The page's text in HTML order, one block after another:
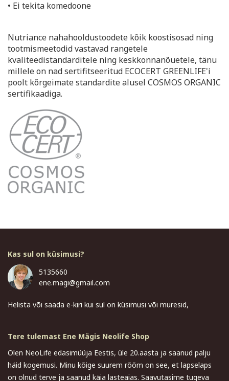
• Ei tekita komedoone
Nutriance nahahooldustoodete kõik koostisosad ning
tootmismeetodid vastavad rangetele
kvaliteedistandarditele ning keskkonnanõuetele, tänu
millele on nad sertifitseeritud ECOCERT GREENLIFE'i
poolt kõrgeimate standardite alusel COSMOS ORGANIC
sertifikaadiga.
Kas sul on küsimusi?
5135660
ene.magi@gmail.com
Helista või saada e-kiri kui sul on küsimusi või muresid,
Tere tulemast Ene Mägis Neolife Shop
Olen NeoLife edasimüüja Eestis, üle 20.aasta ja saanud palju
häid kogemusi. Minu kõige suurem rõõm on see, et lapselaps
on olnud terve ja saanud käia lasteaias. Saavutasime tugeva